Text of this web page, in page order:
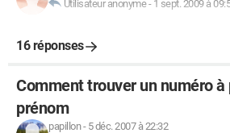
Utilisateur anonyme- 1 sept. 2009 à
16 réponses
Comment trouver un numéro
prénom
papillon- 5 déc. 2007 à 22:32